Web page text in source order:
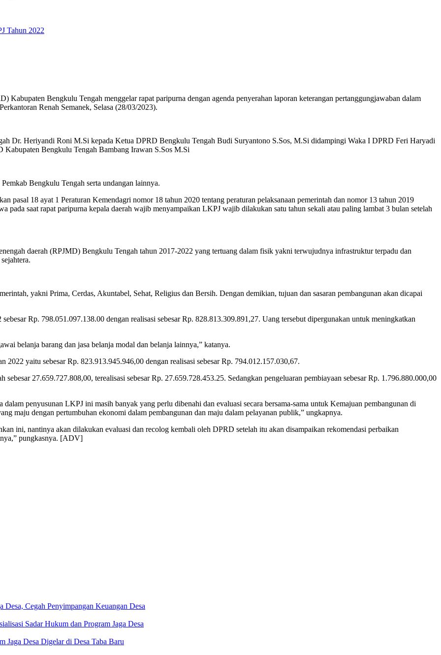
Tahun 2022
Kabupaten Bengkulu Tengah menggelar rapat paripurna dengan agenda penyerahan laporan keterangan pertanggungjawaban dalam
Renah Semanek, Selasa (28/03/2023).
Dr. Heriyandi Roni M.Si kepada Ketua DPRD Bengkulu Tengah Budi Suryantono S.Sos, M.Si didampingi Waka I DPRD Feri Haryadi
Bengkulu Tengah Bambang Irawan S.Sos M.Si
Bengkulu Tengah serta undangan lainnya.
pasal 18 ayat 1 Peraturan Kemendagri nomor 18 tahun 2020 tentang peraturan pelaksanaan pemerintah dan nomor 13 tahun 2019
pada saat rapat paripurna kepala daerah wajib menyampaikan LKPJ wajib dilakukan satu tahun sekali atau paling lambat 3 bulan setelah
daerah (RPJMD) Bengkulu Tengah tahun 2017-2022 yang tertuang dalam fisik yakni terwujudnya infrastruktur terpadu dan
yakni Prima, Cerdas, Akuntabel, Sehat, Religius dan Bersih. Dengan demikian, tujuan dan sasaran pembangunan akan dicapai
Rp. 798.051.097.138.00 dengan realisasi sebesar Rp. 828.813.309.891,27. Uang tersebut dipergunakan untuk meningkatkan
belanja barang dan jasa belanja modal dan belanja lainnya,” katanya.
2022 yaitu sebesar Rp. 823.913.945.946,00 dengan realisasi sebesar Rp. 794.012.157.030,67.
sebesar 27.659.727.808,00, terealisasi sebesar Rp. 27.659.728.453.25. Sedangkan pengeluaran pembiayaan sebesar Rp. 1.796.880.000,00
penyusunan LKPJ ini masih banyak yang perlu dibenahi dan evaluasi secara bersama-sama untuk Kemajuan pembangunan di
maju dengan pertumbuhan ekonomi dalam pembangunan dan maju dalam pelayanan publik,” ungkapnya.
ini, nantinya akan dilakukan evaluasi dan recolog kembali oleh DPRD setelah itu akan disampaikan rekomendasi perbaikan
pungkasnya. [ADV]
Desa, Cegah Penyimpangan Keuangan Desa
Sadar Hukum dan Program Jaga Desa
Jaga Desa Digelar di Desa Taba Baru